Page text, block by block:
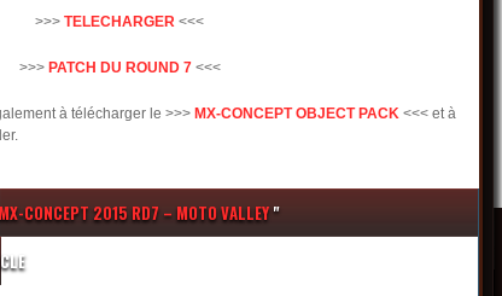
>>> TELECHARGER <<<
>>> PATCH DU ROUND 7<<<
à télécharger le >>> MX-CONCEPT OBJECT PACK <<< et à
CONCEPT 2015 RD7 – MOTO VALLEY "